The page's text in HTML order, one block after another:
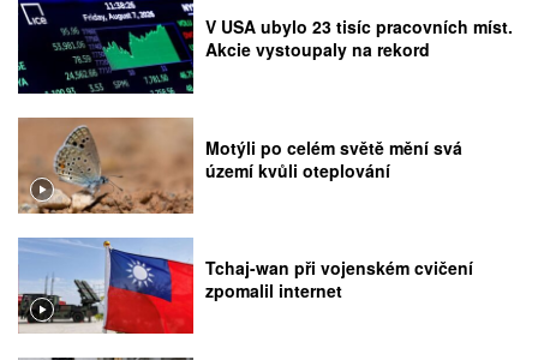
V USA ubylo 23 tisíc pracovních míst.
Akcie vystoupaly na rekord
Motýli po celém světě mění svá
území kvůli oteplování
Tchaj-wan při vojenském cvičení
zpomalil internet